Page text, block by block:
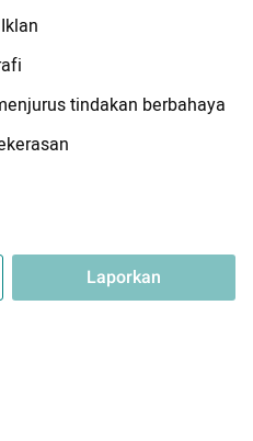
tindakan berbahaya
Laporkan